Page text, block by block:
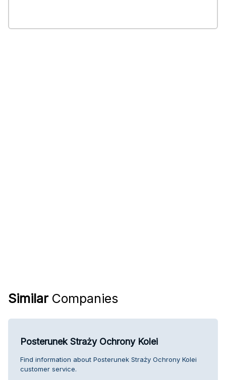
Similar Companies
Posterunek Straży Ochrony Kolei
Find information about Posterunek Straży Ochrony Kolei
customer service.